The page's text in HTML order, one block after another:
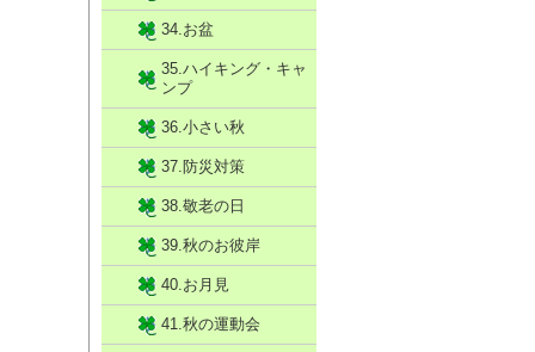
34.お盆
35.ハイキング・キャ
ンプ
36.小さい秋
37.防災対策
38.敬老の日
39.秋のお彼岸
40.お月見
41.秋の運動会